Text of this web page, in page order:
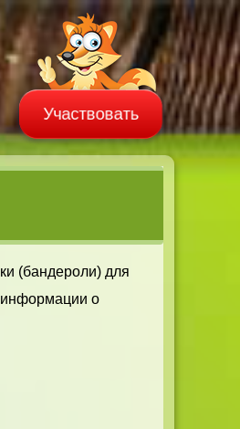
Участвовать
(бандероли) для
о